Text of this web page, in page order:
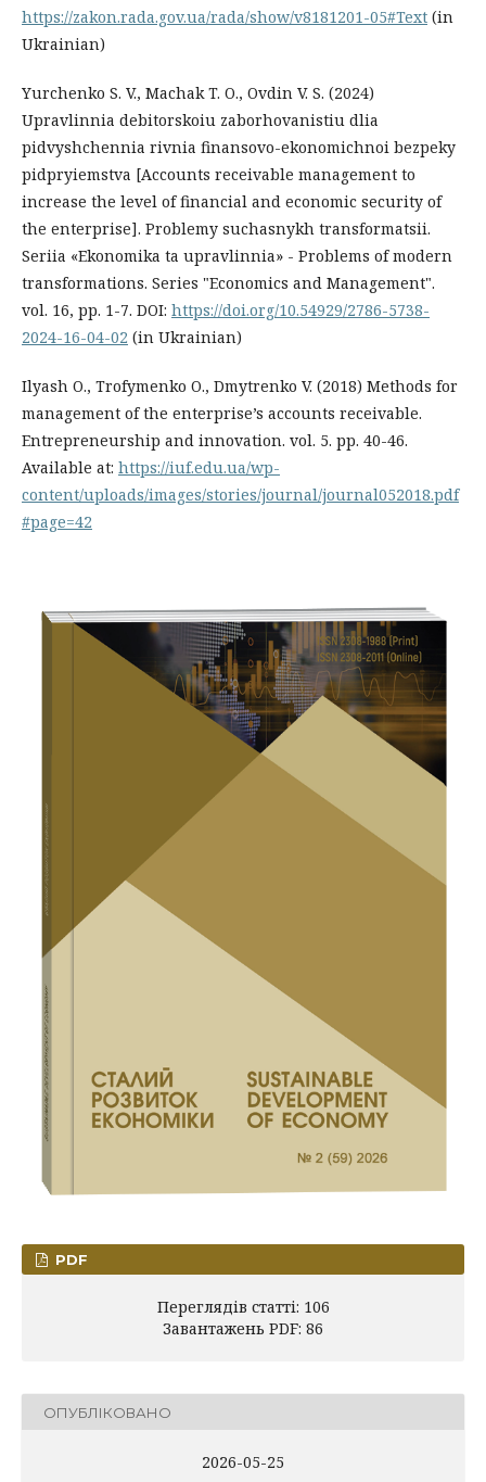
https://zakon.rada.gov.ua/rada/show/v8181201-05#Text (in
Ukrainian)
Yurchenko S. V., Machak T. O., Ovdin V. S. (2024)
Upravlinnia debitorskoiu zaborhovanistiu dlia
pidvyshchennia rivnia finansovo-ekonomichnoi bezpeky
pidpryiemstva [Accounts receivable management to
increase the level of financial and economic security of
the enterprise]. Problemy suchasnykh transformatsii.
Seriia «Ekonomika ta upravlinnia» - Problems of modern
transformations. Series "Economics and Management".
vol. 16, pp. 1-7. DOI: https://doi.org/10.54929/2786-5738-
2024-16-04-02 (in Ukrainian)
Ilyash O., Trofymenko O., Dmytrenko V. (2018) Methods for
management of the enterprise’s accounts receivable.
Entrepreneurship and innovation. vol. 5. рp. 40-46.
Available at: https://iuf.edu.ua/wp-
content/uploads/images/stories/journal/journal052018.pdf
#page=42
PDF
Переглядів статті: 106
Завантажень PDF: 86
ОПУБЛІКОВАНО
2026-05-25